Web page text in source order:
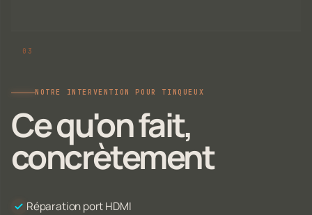
NOTRE INTERVENTION POUR TINQUEUX
Ce qu'on fait,
concrètement
Réparation port HDMI